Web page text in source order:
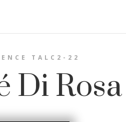
TALC2-22
Di Rosa